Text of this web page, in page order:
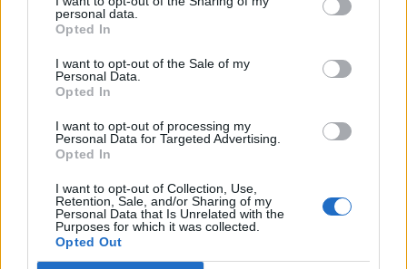
personal data.
Opted In
I want to opt-out of the Sale of my
Personal Data.
Opted In
I want to opt-out of processing my
Personal Data for Targeted Advertising.
Opted In
I want to opt-out of Collection, Use,
Retention, Sale, and/or Sharing of my
Personal Data that Is Unrelated with the
Purposes for which it was collected.
Opted Out
Premjerė laikėsi nuomonės, kad visuomenei apie
incidentą negalėjo būti pranešta, nes tyrimą buvo
pradėjusi ir kontroliavo Generalinė prokuratūra, o tam
tikros informacijos atskleidimas gali užtraukti
baudžiamąją atsakomybę.
Visgi prezidentas Gitanas Nausėda kritikavo šią
premjerės poziciją ir sakė, kad visuomenė turėjo būti
informuota, nes, pasak jo, jokio Generalinės